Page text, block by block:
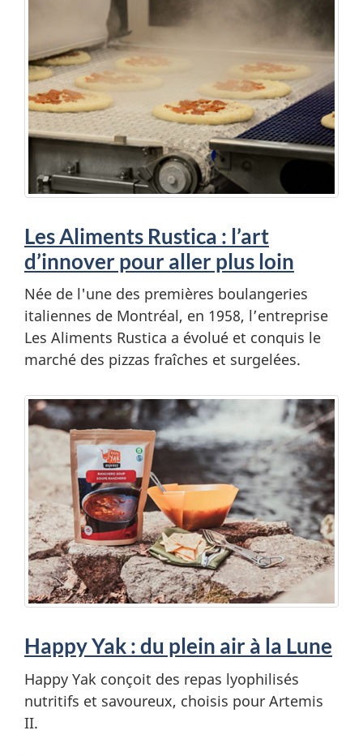
Les Aliments Rustica : l’art
d’innover pour aller plus loin
Née de l'une des premières boulangeries
italiennes de Montréal, en 1958, l’entreprise
Les Aliments Rustica a évolué et conquis le
marché des pizzas fraîches et surgelées.
Happy Yak : du plein air à la Lune
Happy Yak conçoit des repas lyophilisés
nutritifs et savoureux, choisis pour Artemis
II.